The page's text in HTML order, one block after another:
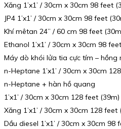
Xăng 1’x1’ / 30cm x 30cm 98 feet
JP4 1’x1’ / 30cm x 30cm 98 feet
Khí mêtan 24” / 60 cm 98 feet
Ethanol 1’x1’ / 30cm x 30cm 98
Máy dò khói lửa tia cực tím – hồng
n-Heptane 1’x1’ / 30cm x 30cm
n-Heptane + hàn hồ quang
1’x1’ / 30cm x 30cm 128 feet (39m)
Xăng 1’x1’ / 30cm x 30cm 128 feet
Dầu diesel 1’x1’ / 30cm x 30cm 98